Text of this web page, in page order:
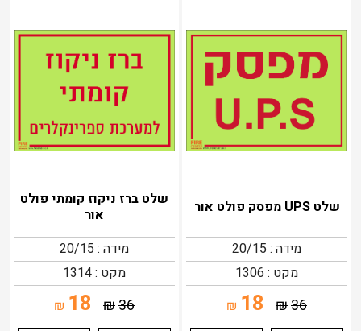
שלט UPS מפסק פולט אור
מידה : 20/15
מקט : 1306
36
₪
18
₪
שלט ברז ניקוז קומתי פולט
אור
מידה : 20/15
מקט : 1314
36
₪
18
₪